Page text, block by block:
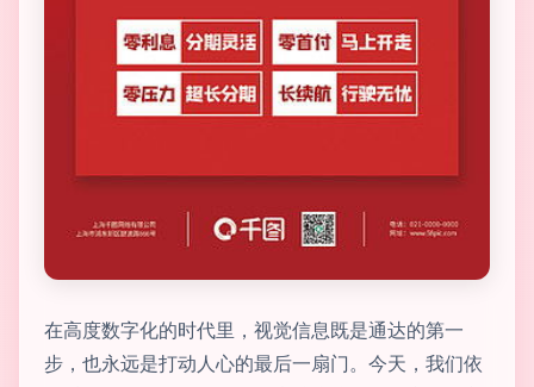
在高度数字化的时代里，视觉信息既是通达的第一
步，也永远是打动人心的最后一扇门。今天，我们依